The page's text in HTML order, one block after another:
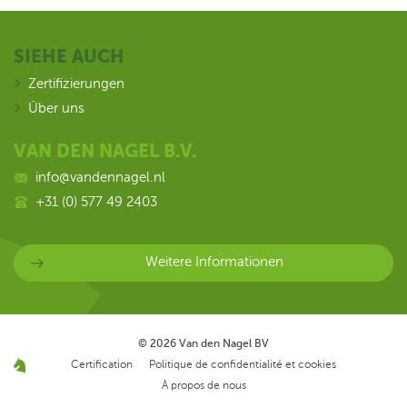
SIEHE AUCH
Zertifizierungen
Über uns
VAN DEN NAGEL B.V.
info@vandennagel.nl
+31 (0) 577 49 2403
Weitere Informationen
© 2026 Van den Nagel BV
Certification
Politique de confidentialité et cookies
À propos de nous